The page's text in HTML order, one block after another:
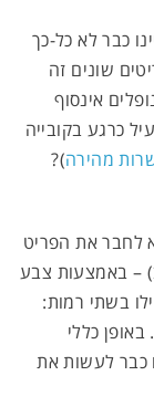
כבר לא כל-כך
שונים זה
אינסוף
כרגע בקובייה
מהירה)?
לחבר את הפריט
– באמצעות צבע
בשתי רמות:
כללי
כבר לעשות את